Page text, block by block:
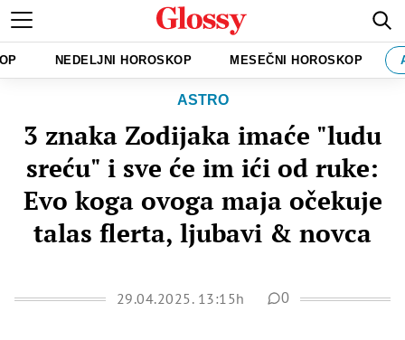
NEDELJNI HOROSKOP MESEČNI HOROSKOP
ASTRO
3 znaka Zodijaka imaće "ludu
sreću" i sve će im ići od ruke:
Evo koga ovoga maja očekuje
talas flerta, ljubavi & novca
29.04.2025. 13:15h 0